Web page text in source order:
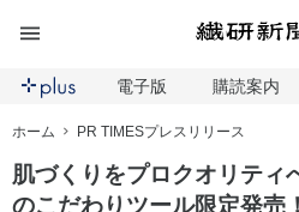
電子版 購読案内
ホーム PR TIMESプレスリリース
肌づくりをプロクオリティ
のこだわりツール限定発売